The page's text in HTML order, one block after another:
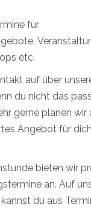
für
etc.
auf über
du nicht das
gerne planen wir
Angebot für
bieten wir
an. Auf
kannst du aus